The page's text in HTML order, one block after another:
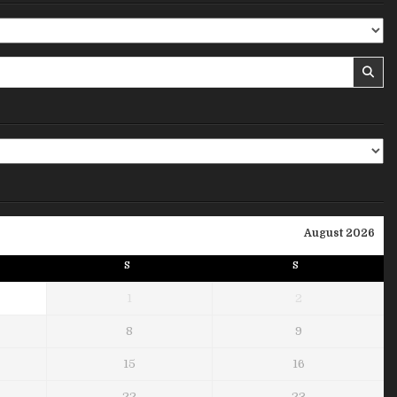
August 2026
S S
1 2
8 9
15 16